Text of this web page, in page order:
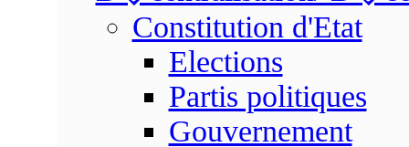
Constitution d'Etat
Elections
Partis politiques
Gouvernement